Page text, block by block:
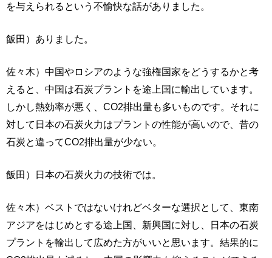
を与えられるという不愉快な話がありました。
飯田）ありました。
佐々木）中国やロシアのような強権国家をどうするかと考
えると、中国は石炭プラントを途上国に輸出しています。
しかし熱効率が悪く、CO2排出量も多いものです。それに
対して日本の石炭火力はプラントの性能が高いので、昔の
石炭と違ってCO2排出量が少ない。
飯田）日本の石炭火力の技術では。
佐々木）ベストではないけれどベターな選択として、東南
アジアをはじめとする途上国、新興国に対し、日本の石炭
プラントを輸出して広めた方がいいと思います。結果的に